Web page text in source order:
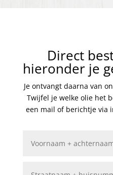
Direct
hieronder je
Je ontvangt daarna van
Twijfel je welke olie het
een mail of berichtje via